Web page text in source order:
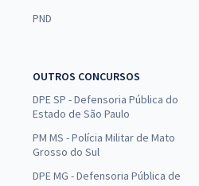
PND
OUTROS CONCURSOS
DPE SP - Defensoria Pública do
Estado de São Paulo
PM MS - Polícia Militar de Mato
Grosso do Sul
DPE MG - Defensoria Pública de